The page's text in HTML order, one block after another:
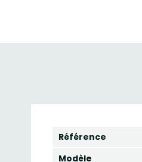
Référence
Modèle